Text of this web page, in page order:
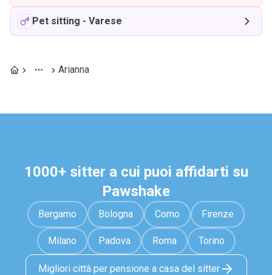
Pet sitting - Varese
Arianna
1000+ sitter a cui puoi affidarti su
Pawshake
Bergamo Bologna Como Firenze
Milano Padova Roma Torino
Migliori città per pensione a casa del sitter